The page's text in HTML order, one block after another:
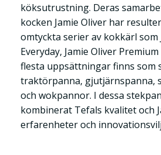
köksutrustning. Deras
kocken Jamie Oliver har
omtyckta serier av kokkärl som
Everyday, Jamie Oliver
flesta uppsättningar finns som
traktörpanna, gjutjärnspanna,
och wokpannor. I dessa
kombinerat Tefals kvalitet och
erfarenheter och